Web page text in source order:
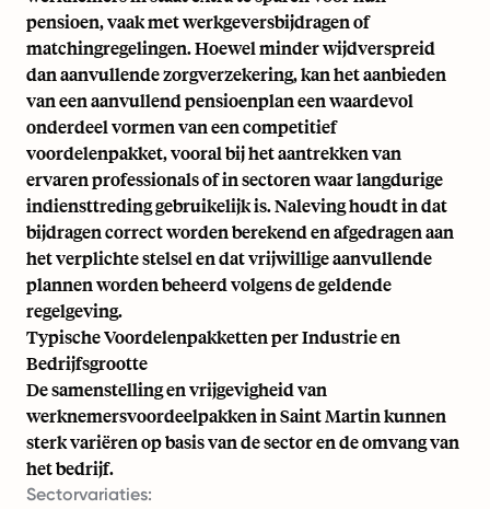
pensioen, vaak met werkgeversbijdragen of
matchingregelingen. Hoewel minder wijdverspreid
dan aanvullende zorgverzekering, kan het aanbieden
van een aanvullend pensioenplan een waardevol
onderdeel vormen van een competitief
voordelenpakket, vooral bij het aantrekken van
ervaren professionals of in sectoren waar langdurige
indiensttreding gebruikelijk is. Naleving houdt in dat
bijdragen correct worden berekend en afgedragen aan
het verplichte stelsel en dat vrijwillige aanvullende
plannen worden beheerd volgens de geldende
regelgeving.
Typische Voordelenpakketten per Industrie en
Bedrijfsgrootte
De samenstelling en vrijgevigheid van
werknemersvoordeelpakken in Saint Martin kunnen
sterk variëren op basis van de sector en de omvang van
het bedrijf.
Sectorvariaties: